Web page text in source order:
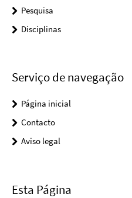
Pesquisa
Disciplinas
Serviço de navegação
Página inicial
Contacto
Aviso legal
Esta Página